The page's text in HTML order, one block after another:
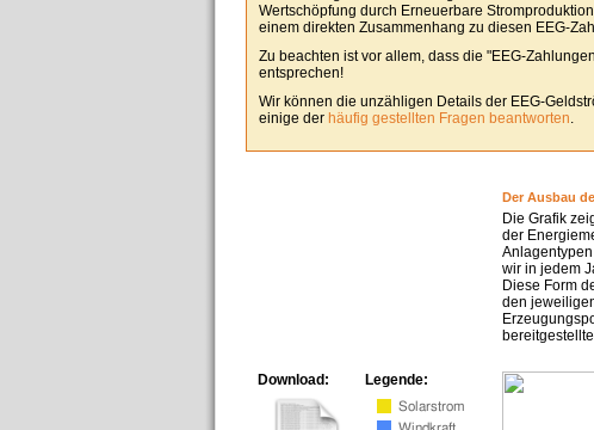
Wertschöpfung durch Erneuerbare
einem direkten Zusammenhang zu diesen EEG-
Zu beachten ist vor allem, dass die "EEG-
entsprechen!
Wir können die unzähligen Details der EEG-
einige der häufig gestellten Fragen beantworten.
Der Ausbau
Die Grafik
der
wir in jedem
Diese Form
den
Legende:
Download: